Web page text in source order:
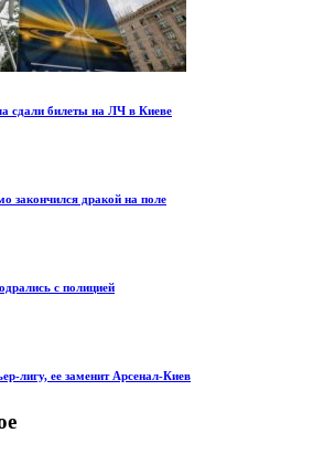
сдали билеты на ЛЧ в Киеве
дракой на поле
с полицией
лигу, ее заменит Арсенал-Киев